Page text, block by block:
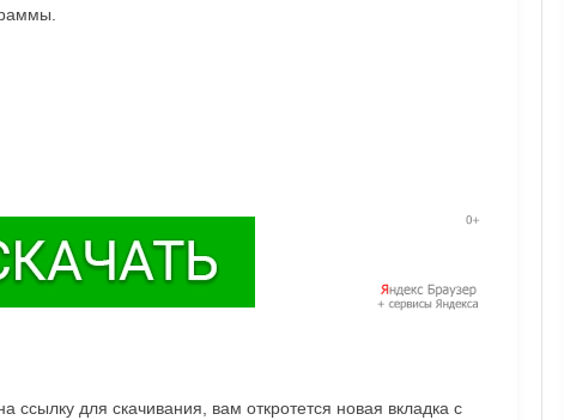
для скачивания, вам откротется новая вкладка с